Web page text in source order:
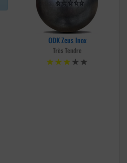
ODK Zeus Inox
Très Tendre